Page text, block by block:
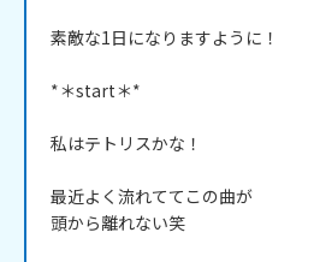
素敵な1日になりますように！
*＊start＊*
私はテトリスかな！
最近よく流れててこの曲が
頭から離れない笑